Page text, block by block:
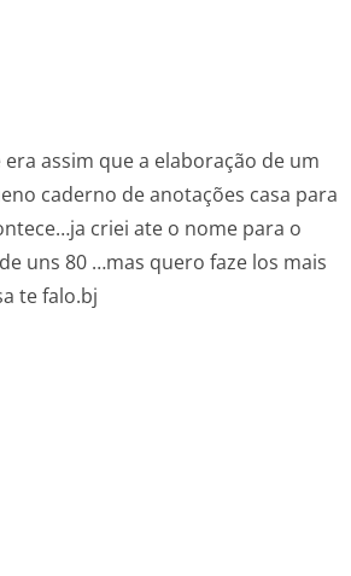
assim que a elaboração de um
caderno de anotações casa para
criei ate o nome para o
uns 80 …mas quero faze los mais
te falo.bj